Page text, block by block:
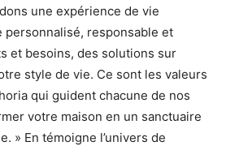
une expérience de vie
personnalisé, responsable et
et besoins, des solutions sur
style de vie. Ce sont les valeurs
qui guident chacune de nos
votre maison en un sanctuaire
» En témoigne l’univers de